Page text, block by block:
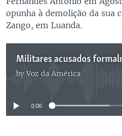
opunha à demolição da sua
Zango, em Luanda.
byVoz da América
No media source
0:00